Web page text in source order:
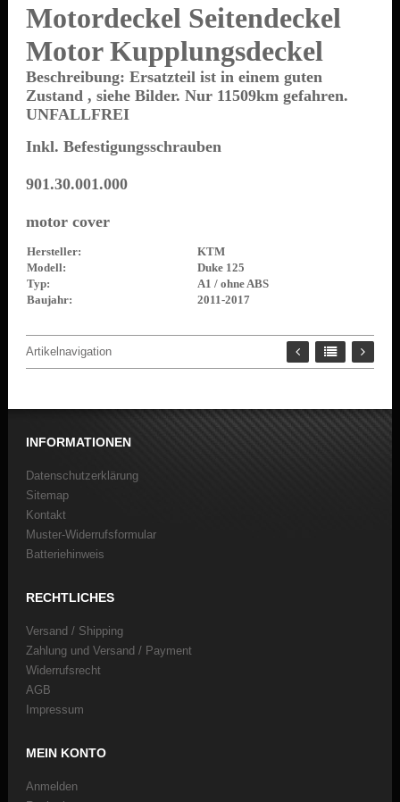
Motordeckel Seitendeckel
Motor Kupplungsdeckel
Beschreibung: Ersatzteil ist in einem guten
Zustand , siehe Bilder. Nur 11509km gefahren.
UNFALLFREI
Inkl. Befestigungsschrauben
901.30.001.000
motor cover
Hersteller:
KTM
Modell:
Duke 125
Typ:
A1 / ohne ABS
Baujahr:
2011-2017
Artikelnavigation
INFORMATIONEN
Datenschutzerklärung
Sitemap
Kontakt
Muster-Widerrufsformular
Batteriehinweis
RECHTLICHES
Versand / Shipping
Zahlung und Versand / Payment
Widerrufsrecht
AGB
Impressum
MEIN KONTO
Anmelden